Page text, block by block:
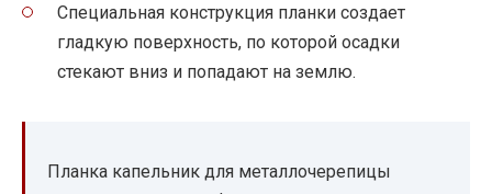
Специальная конструкция планки создает
гладкую поверхность, по которой осадки
стекают вниз и попадают на землю.
Планка капельник для металлочерепицы